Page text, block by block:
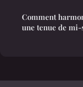
Comment
une tenue de